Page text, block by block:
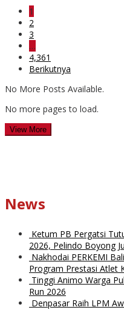
1
2
3
…
4,361
Berikutnya
No More Posts Available.
No more pages to load.
View More
News
Ketum PB Pergatsi
2026, Pelindo Boyong
Nakhodai PERKEMI
Program Prestasi Atlet
Tinggi Animo Warga
Run 2026
Denpasar Raih LPM